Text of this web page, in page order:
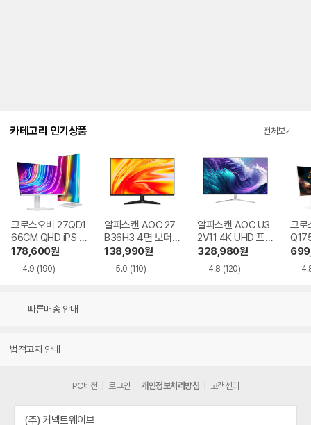
카테고리 인기상품 전체보기
크로스오버 27QD1
66CM QHD iPS U
SB-C 화이트 Ai 멀
티스탠드
178,600원
4.9 (190)
알파스캔 AOC 27
B36H3 4면 보더리
스 IPS 120 시력보
호 무결점
138,990원
5.0 (110)
알파스캔 AOC U3
2V11 4K UHD 프리
싱크 HDR 시력보호
무결점
328,980원
4.8 (120)
크로
Ai
빠른배송 안내
법적고지 안내
PC버전 로그인 개인정보처리방침 고객센터
(주) 커넥트웨이브